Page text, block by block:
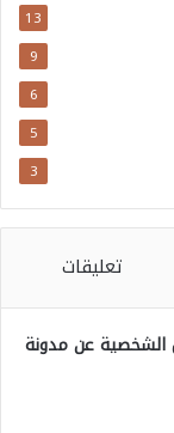
13
9
6
5
3
تعليقات
الشخصية عن مدونة